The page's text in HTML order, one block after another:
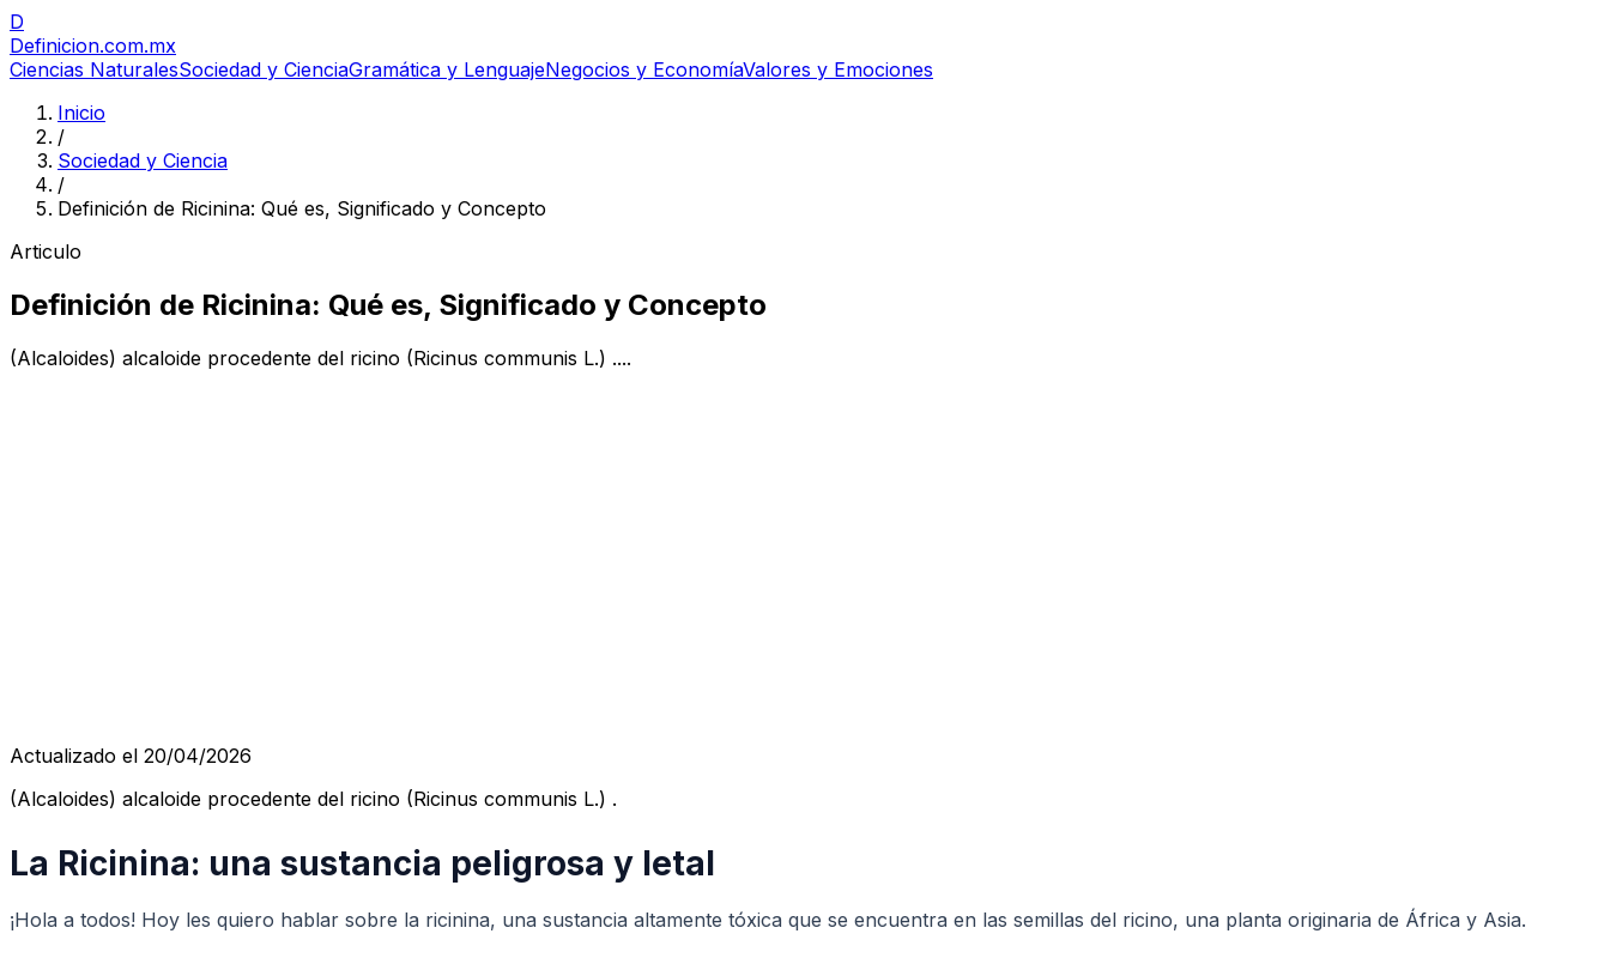
D
Definicion.com.mx
Ciencias NaturalesSociedad y CienciaGramática y LenguajeNegocios y EconomíaValores y Emociones
Inicio
/
Sociedad y Ciencia
/
Definición de Ricinina: Qué es, Significado y Concepto
Articulo
Definición de Ricinina: Qué es, Significado y Concepto
(Alcaloides) alcaloide procedente del ricino (Ricinus communis L.) ....
Actualizado el 20/04/2026
(Alcaloides) alcaloide procedente del ricino (Ricinus communis L.) .
La Ricinina: una sustancia peligrosa y letal
¡Hola a todos! Hoy les quiero hablar sobre la ricinina, una sustancia altamente tóxica que se encuentra en las semillas del ricino, una planta originaria de África y Asia.